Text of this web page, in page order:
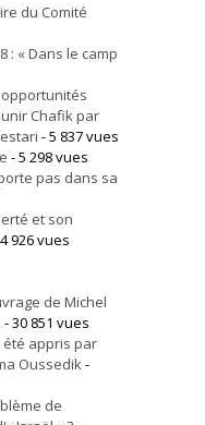
du Comité
: « Dans le camp
Chafik par
- 5 837 vues
- 5 298 vues
pas dans sa
et son
926 vues
de Michel
- 30 851 vues
été appris par
Oussedik-
de